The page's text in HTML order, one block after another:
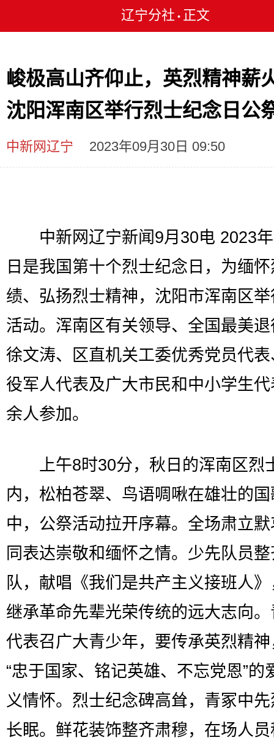
辽宁分社 • 正文
峻极高山齐仰止，英烈精神薪
沈阳浑南区举行烈士纪念日公
中新网辽宁 2023年09月30日 09:50
中新网辽宁新闻9月30电 2023年
日是我国第十个烈士纪念日，为缅
绩、弘扬烈士精神，沈阳市浑南区
活动。浑南区有关领导、全国最美
徐文涛、区直机关工委优秀党员代
役军人代表及广大市民和中小学生
余人参加。
上午8时30分，秋日的浑南区烈
内，松柏苍翠、鸟语啁啾在雄壮的
中，公祭活动拉开序幕。全场肃立
同表达崇敬和缅怀之情。少先队员
队，献唱《我们是共产主义接班人
继承革命先辈光荣传统的远大志向
代表召广大青少年，要传承英烈精
“忠于国家、铭记英雄、不忘党恩”的
义情怀。烈士纪念碑高耸，青冢中
长眠。鲜花装饰整齐肃穆，在场人